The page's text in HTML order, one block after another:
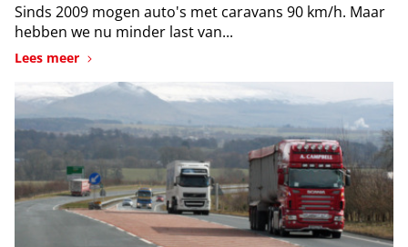
Sinds 2009 mogen auto's met caravans 90 km/h. Maar
hebben we nu minder last van...
Lees meer